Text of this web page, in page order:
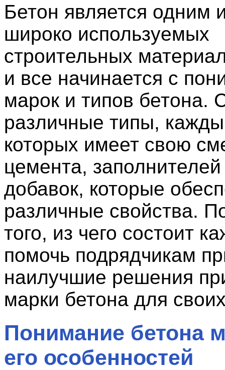
Бетон является одним
широко используемых
строительных
и все начинается с
марок и типов бетона.
различные типы,
которых имеет свою
цемента, заполнителей
добавок, которые
различные свойства.
того, из чего состоит
помочь подрядчикам
наилучшие решения
марки бетона для
Понимание бетона
его особенностей